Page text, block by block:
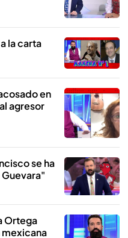
la carta
en
agresor
se ha
Ortega
mexicana